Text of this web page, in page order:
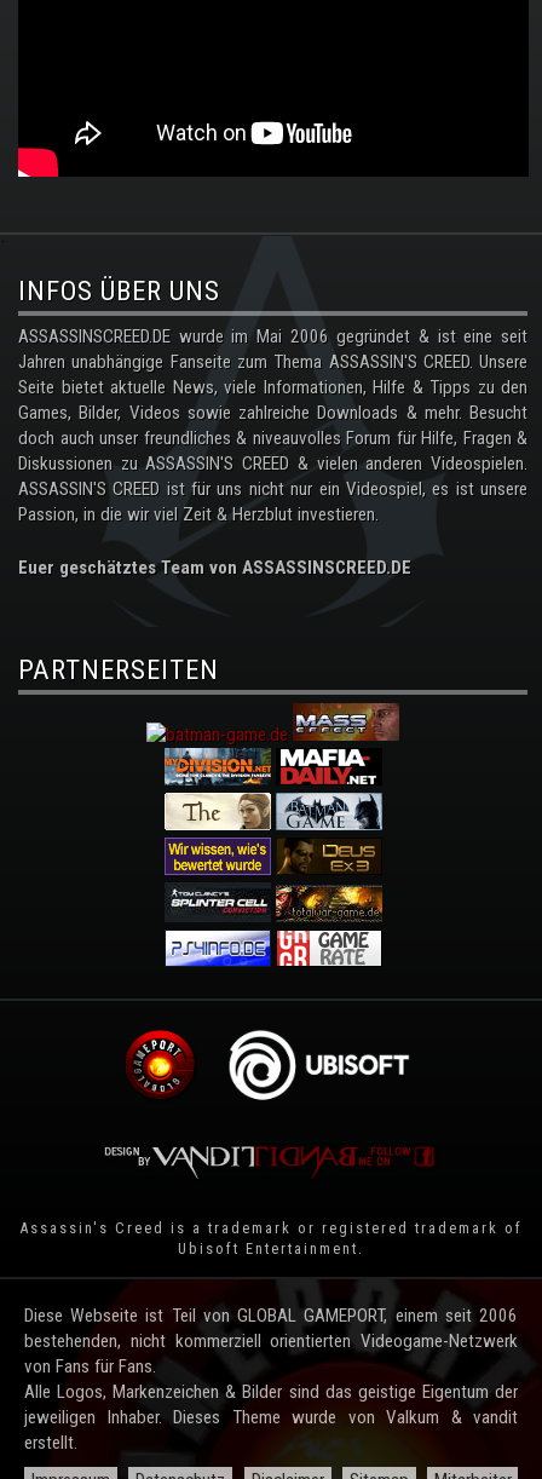
.
INFOS ÜBER UNS
ASSASSINSCREED.DE wurde im Mai 2006 gegründet & ist eine seit
Jahren unabhängige Fanseite zum Thema ASSASSIN'S CREED. Unsere
Seite bietet aktuelle News, viele Informationen, Hilfe & Tipps zu den
Games, Bilder, Videos sowie zahlreiche Downloads & mehr. Besucht
doch auch unser freundliches & niveauvolles Forum für Hilfe, Fragen &
Diskussionen zu ASSASSIN'S CREED & vielen anderen Videospielen.
ASSASSIN'S CREED ist für uns nicht nur ein Videospiel, es ist unsere
Passion, in die wir viel Zeit & Herzblut investieren.
Euer geschätztes Team von ASSASSINSCREED.DE
PARTNERSEITEN
Assassin's Creed is a trademark or registered trademark of
Ubisoft Entertainment .
Diese Webseite ist Teil von GLOBAL GAMEPORT, einem seit 2006
bestehenden, nicht kommerziell orientierten Videogame-Netzwerk
von Fans für Fans.
Alle Logos, Markenzeichen & Bilder sind das geistige Eigentum der
jeweiligen Inhaber. Dieses Theme wurde von Valkum & vandit
erstellt.